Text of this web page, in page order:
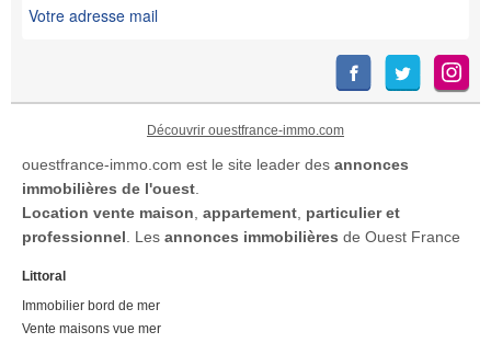
Découvrir ouestfrance-immo.com
ouestfrance-immo.com est le site leader des annonces
immobilières de l'ouest.
Location vente maison, appartement, particulier et
professionnel. Les annonces immobilières de Ouest France
Littoral
Immobilier bord de mer
Vente maisons vue mer